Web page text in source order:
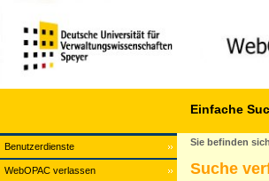
Benutzerdienste
WebOPAC verlassen
Einfache
Sie befinden
Suche